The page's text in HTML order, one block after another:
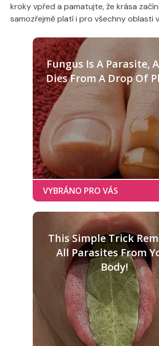
kroky vpřed a pamatujte, že krása
samozřejmě platí i pro všechny oblasti
Fungus Is A Parasite,
Dies From A Drop Of
This Simple Trick
All Parasites From
Body!